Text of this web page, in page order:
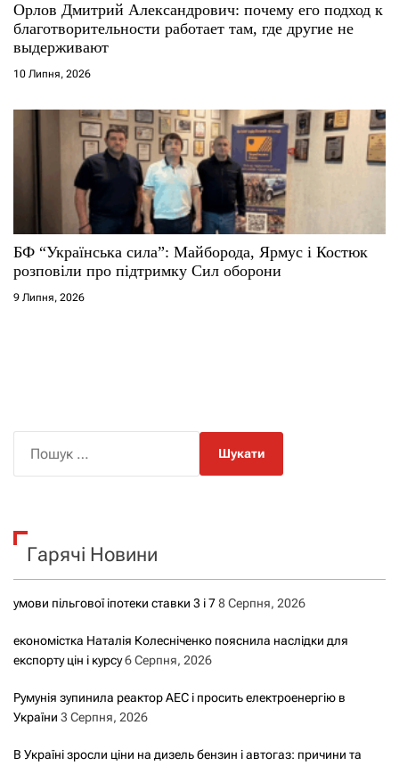
Орлов Дмитрий Александрович: почему его подход к
благотворительности работает там, где другие не
выдерживают
10 Липня, 2026
БФ “Українська сила”: Майборода, Ярмус і Костюк
розповіли про підтримку Сил оборони
9 Липня, 2026
к
Гарячі Новини
умови пільгової іпотеки ставки 3 і 78 Серпня, 2026
економістка Наталія Колесніченко пояснила наслідки для
експорту цін і курсу6 Серпня, 2026
Румунія зупинила реактор АЕС і просить електроенергію в
України 3 Серпня, 2026
В Україні зросли ціни на дизель бензин і автогаз: причини та